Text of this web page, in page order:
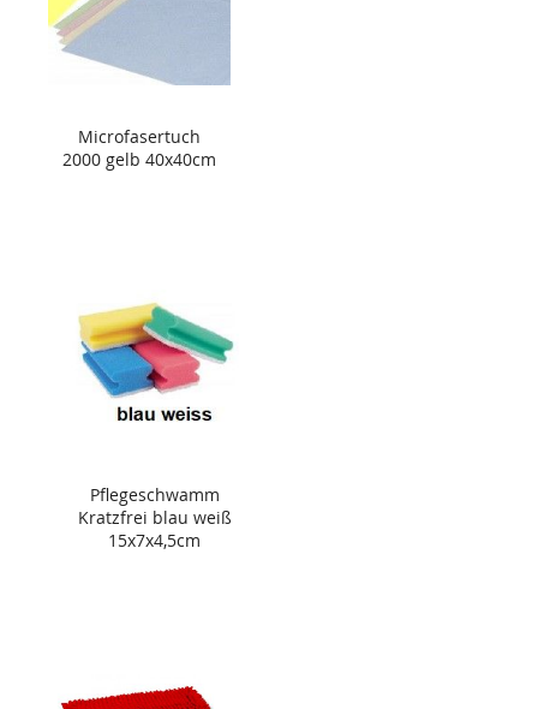
Microfasertuch
2000 gelb 40x40cm
Pflegeschwamm
Kratzfrei blau weiß
15x7x4,5cm